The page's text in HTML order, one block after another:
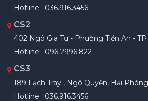
Hotline : 036.916.3456
CS2
402 Ngô Gia Tự - Phường Tiền An -
Hotline : 096 2996.822
CS3
189 Lạch Tray , Ngô Quyền, Hải Phòng
Hotline : 036.916.3456